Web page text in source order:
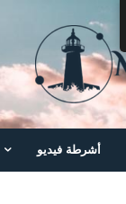
أشرطة فيديو